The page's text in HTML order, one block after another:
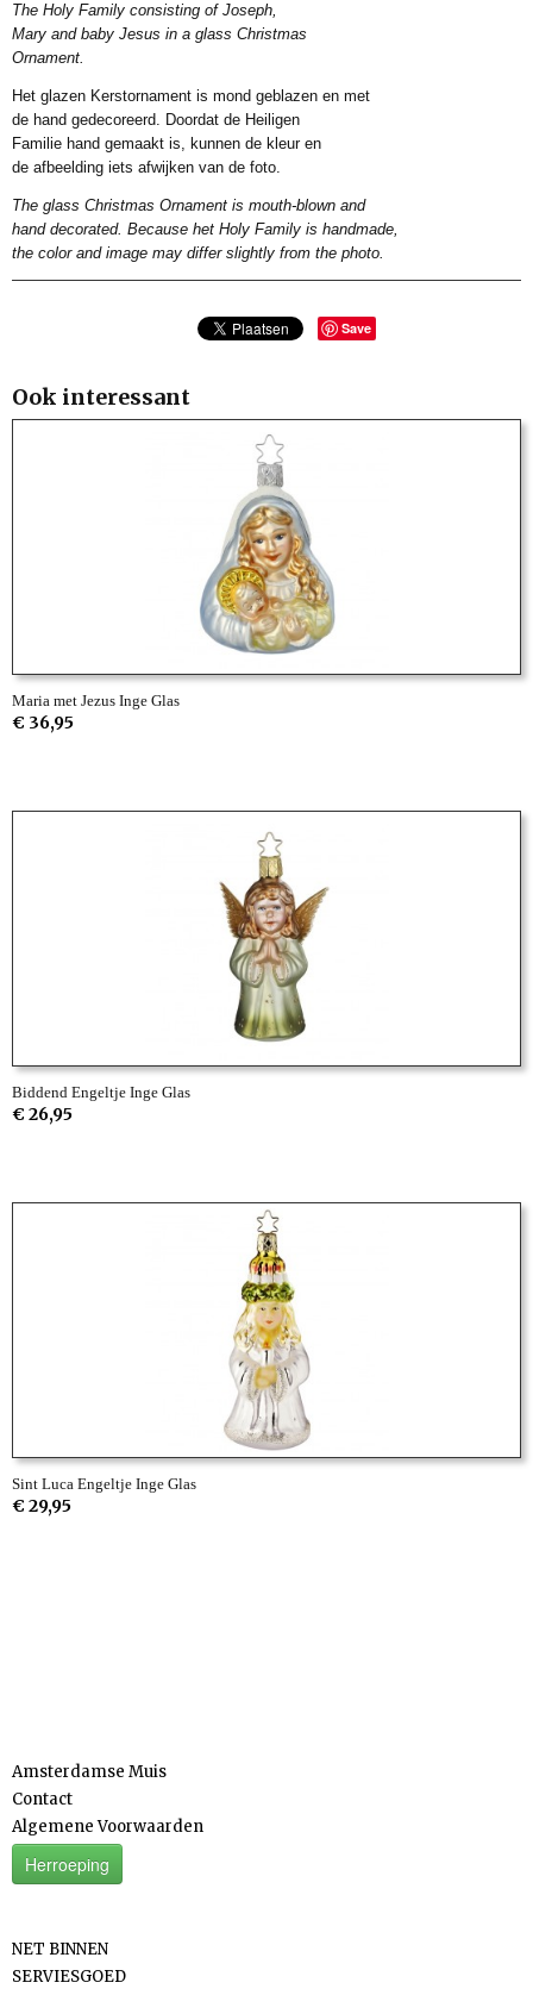
The Holy Family consisting of Joseph,
Mary and baby Jesus in a glass Christmas
Ornament.
Het glazen Kerstornament is mond geblazen en met
de hand gedecoreerd. Doordat de Heiligen
Familie hand gemaakt is, kunnen de kleur en
de afbeelding iets afwijken van de foto.
The glass Christmas Ornament is mouth-blown and
hand decorated. Because het Holy Family is handmade,
the color and image may differ slightly from the photo.
Save
Ook interessant
Maria met Jezus Inge Glas
€ 36,95
Biddend Engeltje Inge Glas
€ 26,95
Sint Luca Engeltje Inge Glas
€ 29,95
Amsterdamse Muis
Contact
Algemene Voorwaarden
Herroeping
NET BINNEN
SERVIESGOED